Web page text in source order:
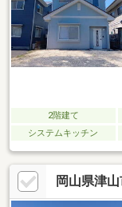
2階建て
システムキッチン
岡山県津